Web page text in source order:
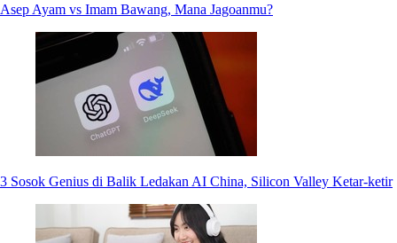
Asep Ayam vs Imam Bawang, Mana Jagoanmu?
3 Sosok Genius di Balik Ledakan AI China, Silicon Valley Ketar-ketir